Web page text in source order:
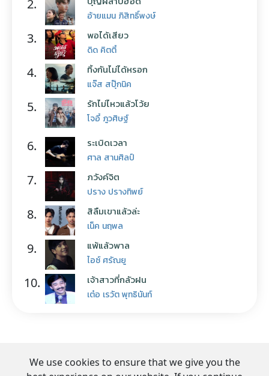
2.
อ้ายแมน ภิสิทธิ์พงษ์
3. พอได้เสียว
ดิด คิตตี้
4. ทิ้งกันไม่ได้หรอก
แจ๊ส สปุ๊กนิค
5. รักไม่ไหวแล้วโว้ย
โจอี้ ภูวศิษฐ์
6. ระเบิดเวลา
ศาล สานศิลป์
7. ภวังค์จิต
ปราง ปรางทิพย์
8. สิลืมเขาแล้วล่ะ
เน็ค นฤพล
9. แพ้แล้วพาล
ไอซ์ ศรัณยู
10. เจ้าสาวที่กลัวฝน
เต๋อ เรวัต พุทธินันท์
We use cookies to ensure that we give you the